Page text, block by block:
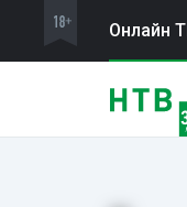
Онлайн